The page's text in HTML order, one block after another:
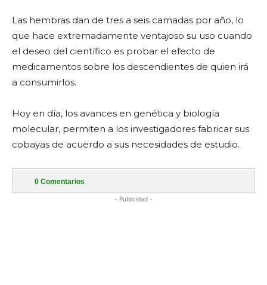
Las hembras dan de tres a seis camadas por año, lo
que hace extremadamente ventajoso su uso cuando
el deseo del científico es probar el efecto de
medicamentos sobre los descendientes de quien irá
a consumirlos.
Hoy en día, los avances en genética y biología
molecular, permiten a los investigadores fabricar sus
cobayas de acuerdo a sus necesidades de estudio.
0 Comentarios
- Publicidad -